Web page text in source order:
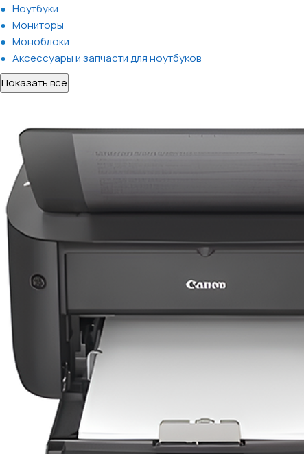
Ноутбуки
Мониторы
Моноблоки
Аксессуары и запчасти для ноутбуков
Показать все